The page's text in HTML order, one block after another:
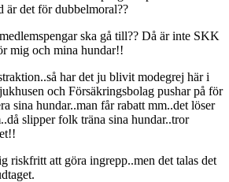
är det för dubbelmoral??
ska gå till?? Då är inte SKK
mig och mina hundar!!
har det ju blivit modegrej här i
och Försäkringsbolag pushar på för
sina hundar..man får rabatt mm..det löser
slipper folk träna sina hundar..tror
riskfritt att göra ingrepp..men det talas det